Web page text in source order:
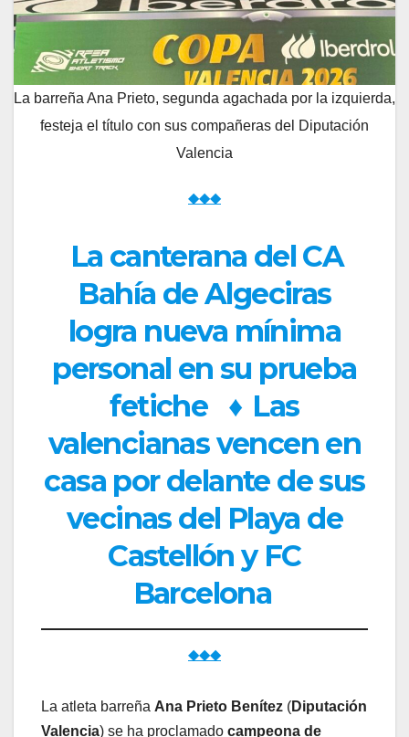
La barreña Ana Prieto, segunda agachada por la izquierda,
festeja el título con sus compañeras del Diputación
Valencia
◆◆◆
La canterana del CA
Bahía de Algeciras
logra nueva mínima
personal en su prueba
fetiche ♦ Las
valencianas vencen en
casa por delante de sus
vecinas del Playa de
Castellón y FC
Barcelona
◆◆◆
La atleta barreña Ana Prieto Benítez (Diputación
Valencia) se ha proclamado campeona de